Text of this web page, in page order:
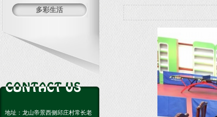
多彩生活
地址：龙山帝景西侧邱庄村常长老